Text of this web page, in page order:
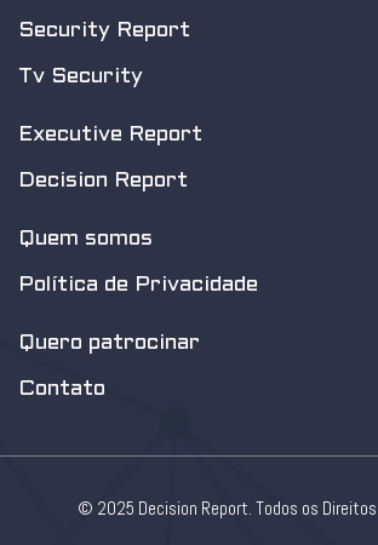
Security Report
Tv Security
Executive Report
Decision Report
Quem somos
Política de Privacidade
Quero patrocinar
Contato
© 2025 Decision Report. Todos os Direitos